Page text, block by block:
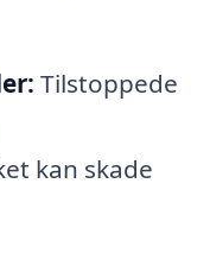
Tilstoppede
kan skade